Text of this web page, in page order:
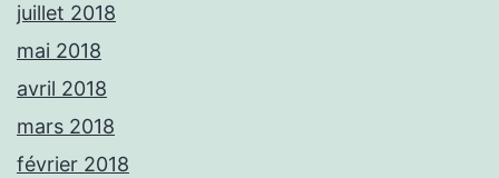
juillet 2018
mai 2018
avril 2018
mars 2018
février 2018